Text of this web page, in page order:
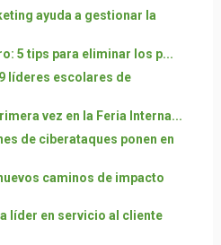
ayuda a gestionar la
5 tips para eliminar los p...
líderes escolares de
vez en la Feria Interna...
de ciberataques ponen en
caminos de impacto
líder en servicio al cliente